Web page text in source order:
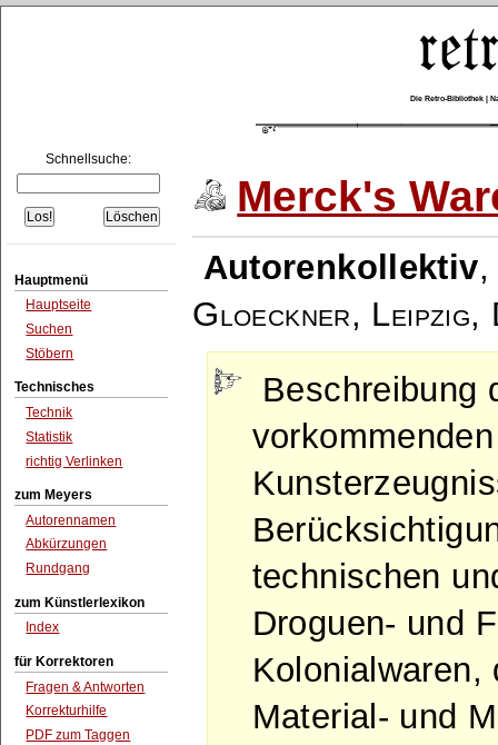
Die Retro-Bibliothek |
Schnellsuche:
Hauptmenü
Hauptseite
Suchen
Stöbern
Technisches
Technik
Statistik
richtig Verlinken
zum Meyers
Autorennamen
Abkürzungen
Rundgang
zum Künstlerlexikon
Index
für Korrektoren
Fragen & Antworten
Korrekturhilfe
PDF zum Taggen
Merck's
Autorenkollektiv
Gloeckner, Leipzig,
Beschreibung
technischen
Droguen- und
Kolonialwaren,
Material- und